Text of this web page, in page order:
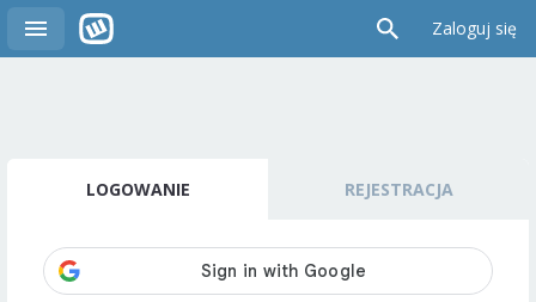
Zaloguj się
LOGOWANIE REJESTRACJA